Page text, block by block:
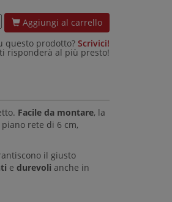
Aggiungi al carrello
questo prodotto? Scrivici!
risponderà al più presto!
Facile da montare, la
rete di 6 cm,
il giusto
e durevoli anche in